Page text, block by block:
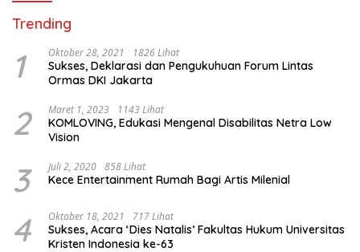
Trending
1 Oktober 28, 2021 1826 Lihat
Sukses, Deklarasi dan Pengukuhuan Forum Lintas
Ormas DKI Jakarta
2 Maret 1, 2023 1143 Lihat
KOMLOVING, Edukasi Mengenal Disabilitas Netra Low
Vision
3 Juli 2, 2020 858 Lihat
Kece Entertainment Rumah Bagi Artis Milenial
4 Oktober 18, 2021 717 Lihat
Sukses, Acara ‘Dies Natalis’ Fakultas Hukum Universitas
Kristen Indonesia ke-63